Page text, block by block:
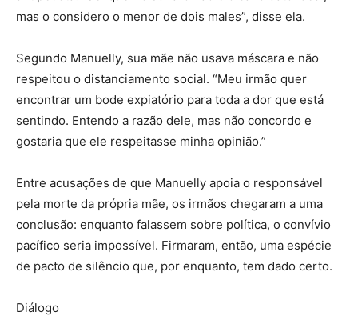
mas o considero o menor de dois males”, disse ela.
Segundo Manuelly, sua mãe não usava máscara e não
respeitou o distanciamento social. “Meu irmão quer
encontrar um bode expiatório para toda a dor que está
sentindo. Entendo a razão dele, mas não concordo e
gostaria que ele respeitasse minha opinião.”
Entre acusações de que Manuelly apoia o responsável
pela morte da própria mãe, os irmãos chegaram a uma
conclusão: enquanto falassem sobre política, o convívio
pacífico seria impossível. Firmaram, então, uma espécie
de pacto de silêncio que, por enquanto, tem dado certo.
Diálogo